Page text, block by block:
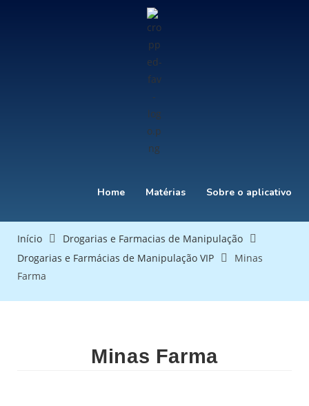
Home Matérias Sobre o aplicativo
Início
Drogarias e Farmacias de Manipulação
Drogarias e Farmácias de Manipulação VIP
Minas
Farma
Minas Farma